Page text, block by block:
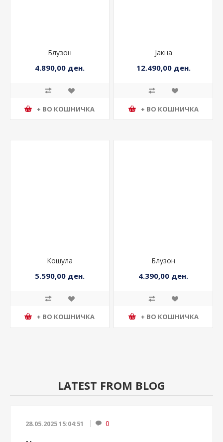
Блузон
4.890,00 ден.
+ ВО КОШНИЧКА
Јакна
12.490,00 ден.
+ ВО КОШНИЧКА
Кошула
5.590,00 ден.
+ ВО КОШНИЧКА
Блузон
4.390,00 ден.
+ ВО КОШНИЧКА
LATEST FROM BLOG
28.05.2025 15:04:51 0